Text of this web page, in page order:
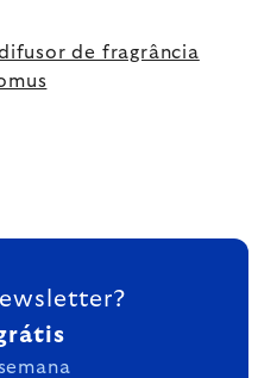
de fragrância